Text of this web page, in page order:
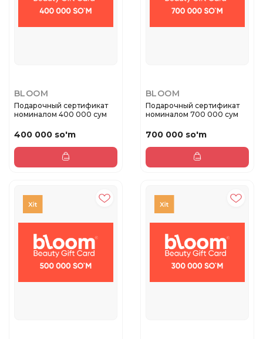
BLOOM
Подарочный сертификат
номиналом 400 000 сум
400 000 so'm
BLOOM
Подарочный сертификат
номиналом 700 000 сум
700 000 so'm